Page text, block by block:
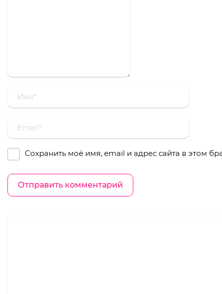
Сохранить моё имя, email и адрес сайта в этом